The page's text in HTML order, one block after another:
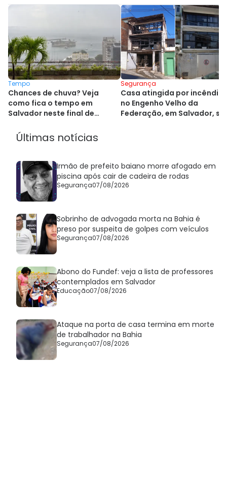
Tempo
Chances de chuva? Veja
como fica o tempo em
Salvador neste final de
Segurança
Casa atingida por incêndio
no Engenho Velho da
Federação, em Salvador,
Últimas notícias
Irmão de prefeito baiano morre afogado em
piscina após cair de cadeira de rodas
Segurança07/08/2026
Sobrinho de advogada morta na Bahia é
preso por suspeita de golpes com veículos
Segurança07/08/2026
Abono do Fundef: veja a lista de professores
contemplados em Salvador
Educação07/08/2026
Ataque na porta de casa termina em morte
de trabalhador na Bahia
Segurança07/08/2026